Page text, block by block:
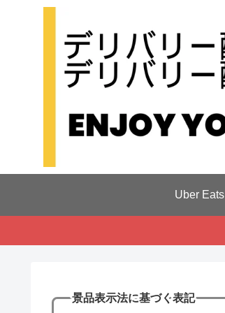
Uber Eats
景品表示法に基づく表記